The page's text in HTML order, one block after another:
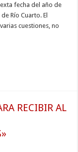
fecha del año de
Río Cuarto. El
cuestiones, no
RECIBIR AL